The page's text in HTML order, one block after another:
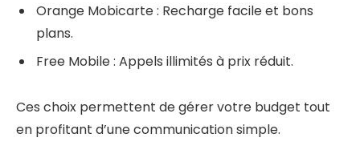
Orange Mobicarte : Recharge facile et bons
plans.
Free Mobile : Appels illimités à prix réduit.
Ces choix permettent de gérer votre budget tout
en profitant d’une communication simple.